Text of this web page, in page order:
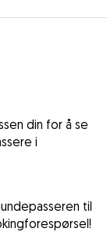
din for å se
i
til